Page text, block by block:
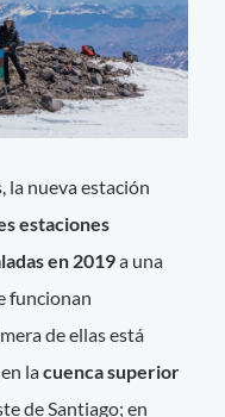
la nueva estación
estaciones
en 2019a una
funcionan
de ellas está
lacuenca superior
de Santiago; en